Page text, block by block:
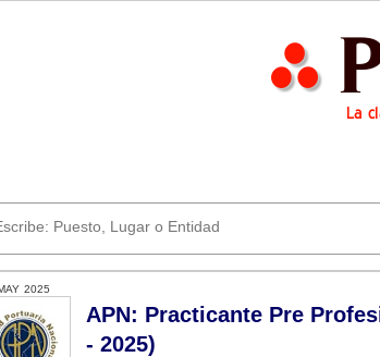
2025
APN: Practicante Pre
- 2025)